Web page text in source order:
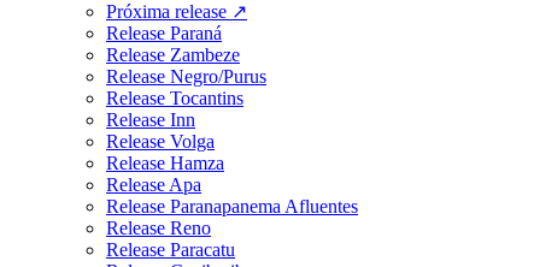
Próxima release ↗
Release Paraná
Release Zambeze
Release Negro/Purus
Release Tocantins
Release Inn
Release Volga
Release Hamza
Release Apa
Release Paranapanema Afluentes
Release Reno
Release Paracatu